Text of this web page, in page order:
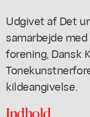
Udgivet af Det
samarbejde
forening, Dansk
kildeangivelse.
Indhold